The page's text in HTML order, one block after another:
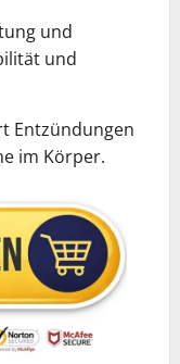
und
und
Entzündungen
im Körper.